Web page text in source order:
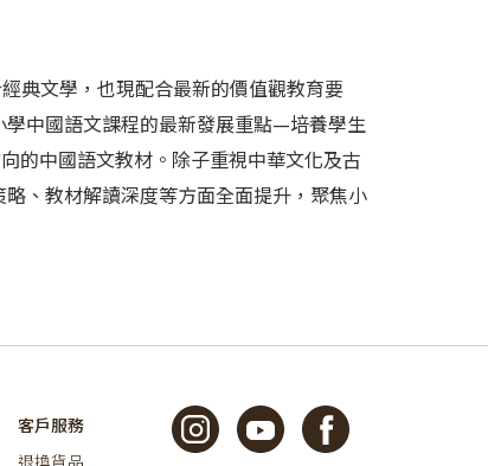
典文學，也現配合最新的價值觀教育要
中國語文課程的最新發展重點—培養學生
的中國語文教材。除子重視中華文化及古
、教材解讀深度等方面全面提升，聚焦小
客戶服務
退換貨品